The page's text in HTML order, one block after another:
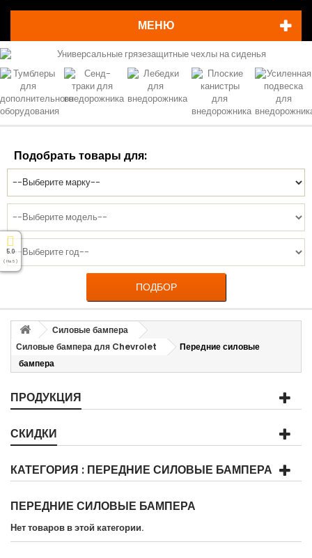
МЕНЮ
Подобрать товары для:
ПОДБОР
Силовые бампера
Силовые бампера для Chevrolet
Передние силовые
бампера
ПРОДУКЦИЯ
СКИДКИ
КАТЕГОРИЯ : ПЕРЕДНИЕ СИЛОВЫЕ БАМПЕРА
ПЕРЕДНИЕ СИЛОВЫЕ БАМПЕРА
Нет товаров в этой категории.
5.0
( На 5 )